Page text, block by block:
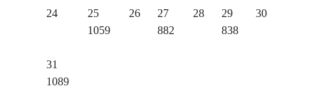
24
25
1059
26
27
882
28
29
838
30
31
1089